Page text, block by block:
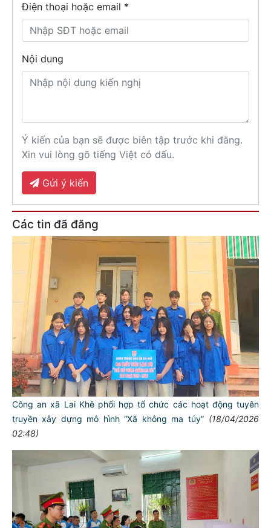
Điện thoại hoặc email *
Nội dung
Ý kiến của bạn sẽ được biên tập trước khi đăng.
Xin vui lòng gõ tiếng Việt có dấu.
Gửi ý kiến
Các tin đã đăng
Công an xã Lai Khê phối hợp tổ chức các hoạt động tuyên
truyền xây dựng mô hình “Xã không ma túy” (18/04/2026
02:48)